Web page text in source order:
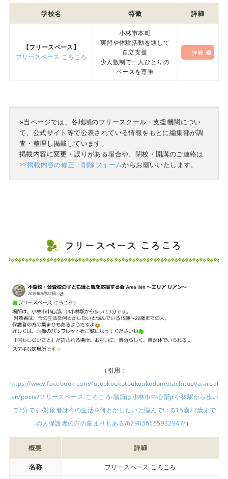
学校名 特徴 詳細
【フリースペース】
フリースペース ころころ
小林市本町
実習や体験活動を通して
自立支援
少人数制で一人ひとりの
ペースを尊重
詳細
※当ページでは、各地域のフリースクール・支援機関につい
て、公式サイト等で公表されている情報をもとに編集部が調
査・整理し掲載しています。
掲載内容に変更・誤りがある場合や、閉校・開講のご連絡は
>>掲載内容の修正・削除フォームからお願いいたします。
フリースペース ころころ
（引用：
https://www.facebook.com/futoukoukutoukoukodomotachitooya.areal
ien/posts/フリースペース-ころころ-場所は小林市中心部jr小林駅から歩い
て3分です-対象者は今の生活を何とかしたいと悩んでいる15歳22歳まで
の人保護者の方の集まりもある/679056565932947/）
概要 詳細
名称 フリースペース ころころ